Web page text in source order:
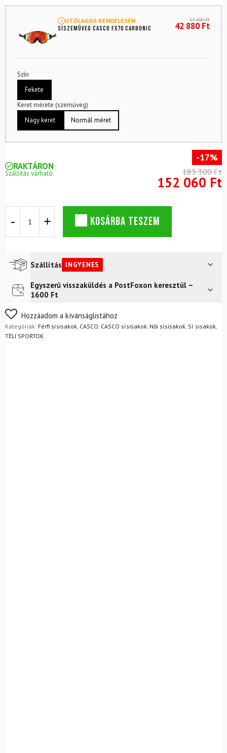
UTÓLAGOS RENDELÉSEN
Síszemüveg CASCO FX70 Carbonic
54 600Ft
42 880Ft
Szín
Fekete
Keret mérete (szemüveg)
Nagy keret
Normál méret
RAKTÁRON
Szállítás várható:
-17%
183 300 Ft
152 060 Ft
CASCO
szemüveg
CASCO
FX70
mennyiség
KOSÁRBA TESZEM
Szállítás INGYENES
Futár a címreIngyenes
FoxPost
Egyszerű visszaküldés a PostFoxon keresztül –
1600 Ft
Nem biztos a választásában? Semmi gond – a terméket
egyszerűen visszaküldheti 14 napon belül, indoklás nélkül.
Mik a visszaküldés feltételei?
Hozzáadom a kívánságlistához
Kategóriák: Férfi sísisakok, CASCO, CASCO sísisakok, Női sísisakok, Sí sisakok,
TÉLI SPORTOK